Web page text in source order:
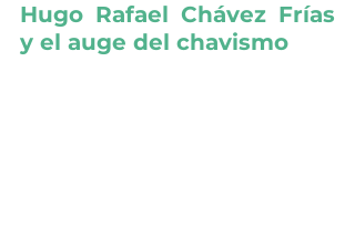
Hugo Rafael Chávez Frías
y el auge del chavismo